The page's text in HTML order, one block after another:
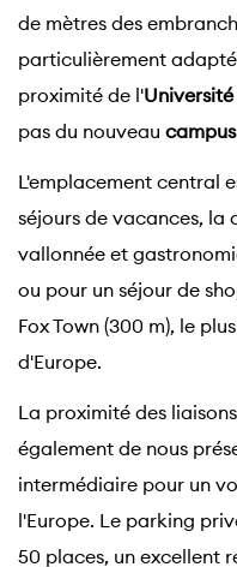
de mètres des
particulièrement
proximité de l'
pas du nouveau campus
L'emplacement central
séjours de vacances, la
vallonnée et
ou pour un séjour de
Fox Town (300 m), le
d'Europe.
La proximité des
également de nous
intermédiaire pour un
l'Europe. Le parking
50 places, un excellent